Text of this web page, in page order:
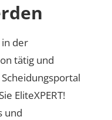
in der
tätig und
EliteXPERT!
und